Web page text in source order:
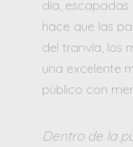
día, escapadas
hace que las
del tranvía, los
una excelente
público con
Dentro de la